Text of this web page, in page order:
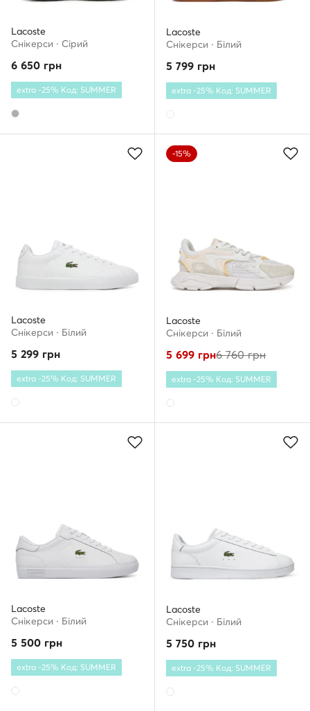
Lacoste
Снікерcи · Сірий
6 650 грн
extra -25% Код: SUMMER
Lacoste
Снікерcи · Білий
5 799 грн
extra -25% Код: SUMMER
Lacoste
Снікерcи · Білий
5 299 грн
extra -25% Код: SUMMER
-15%
Lacoste
Снікерcи · Білий
5 699 грн6 760грн
extra -25% Код: SUMMER
Lacoste
Снікерcи · Білий
5 500 грн
extra -25% Код: SUMMER
Lacoste
Снікерcи · Білий
5 750 грн
extra -25% Код: SUMMER